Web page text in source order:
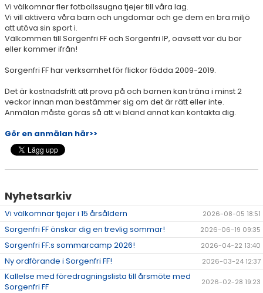
Vi välkomnar fler fotbollssugna tjejer till våra lag.
Vi vill aktivera våra barn och ungdomar och ge dem en bra miljö
att utöva sin sport i.
Välkommen till Sorgenfri FF och Sorgenfri IP, oavsett var du bor
eller kommer ifrån!
Sorgenfri FF har verksamhet för flickor födda 2009-2019.
Det är kostnadsfritt att prova på och barnen kan träna i minst 2
veckor innan man bestämmer sig om det är rätt eller inte.
Anmälan måste göras så att vi bland annat kan kontakta dig.
Gör en anmälan här>>
Nyhetsarkiv
Vi välkomnar tjejer i 15 årsåldern 2026-08-05 18:51
Sorgenfri FF önskar dig en trevlig sommar! 2026-06-19 09:35
Sorgenfri FF:s sommarcamp 2026! 2026-04-22 13:40
Ny ordförande i Sorgenfri FF! 2026-03-24 12:37
Kallelse med föredragningslista till årsmöte med
Sorgenfri FF
2026-02-28 19:23